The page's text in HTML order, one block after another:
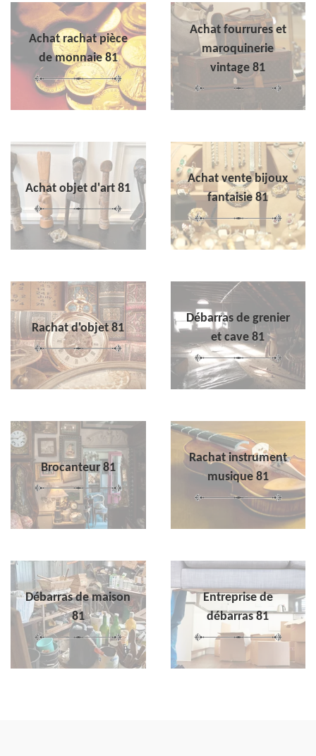
Achat rachat pièce
de monnaie 81
Achat fourrures et
maroquinerie
vintage 81
Achat objet d'art 81
Achat vente bijoux
fantaisie 81
Rachat d'objet 81
Débarras de grenier
et cave 81
Brocanteur 81
Rachat instrument
musique 81
Débarras de maison
81
Entreprise de
débarras 81